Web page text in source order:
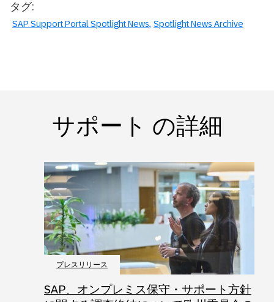
タグ:
SAP Support Portal Spotlight News Spotlight News Archive
サポート の詳細
プレスリリース
SAP、オンプレミス保守・サポート方針